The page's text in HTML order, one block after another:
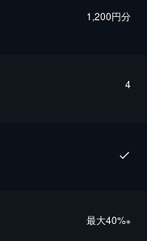
1,200円分
4
最⼤40%※